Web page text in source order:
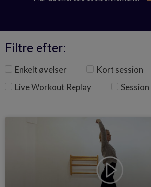
Filtre efter:
Enkelt øvelser
Kort session
Live Workout Replay
Session